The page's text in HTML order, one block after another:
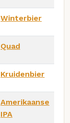
Winterbier
Quad
Kruidenbier
Amerikaanse
IPA